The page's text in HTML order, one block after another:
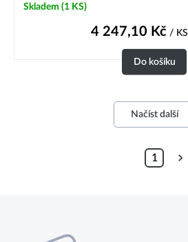
Skladem (1 KS)
4 247,10 Kč/ KS
Do košíku
Načíst další
1